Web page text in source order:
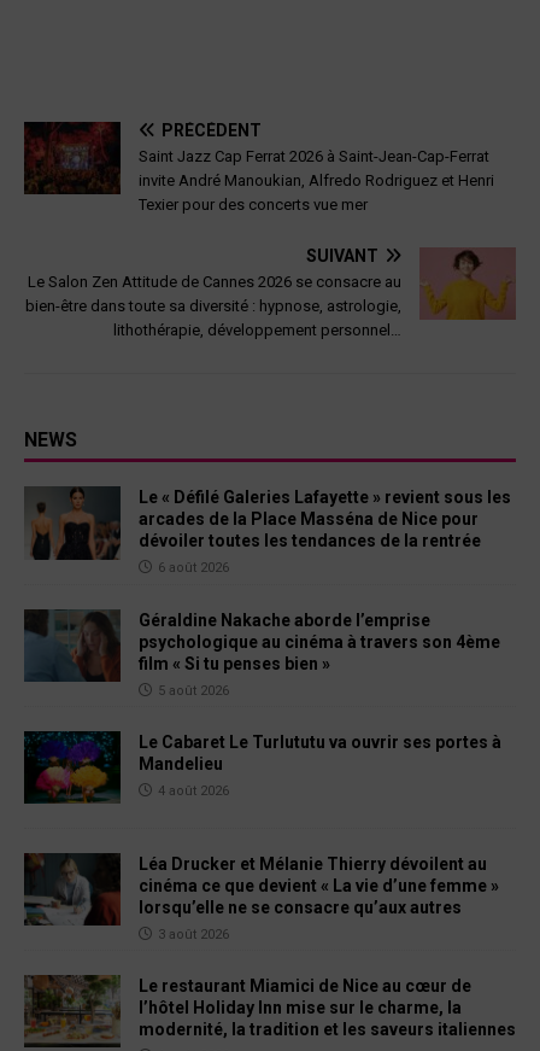
PRÉCÉDENT
Saint Jazz Cap Ferrat 2026 à Saint-Jean-Cap-Ferrat
invite André Manoukian, Alfredo Rodriguez et Henri
Texier pour des concerts vue mer
SUIVANT
Le Salon Zen Attitude de Cannes 2026 se consacre au
bien-être dans toute sa diversité : hypnose, astrologie,
lithothérapie, développement personnel…
NEWS
Le « Défilé Galeries Lafayette » revient sous les
arcades de la Place Masséna de Nice pour
dévoiler toutes les tendances de la rentrée
6 août 2026
Géraldine Nakache aborde l’emprise
psychologique au cinéma à travers son 4ème
film « Si tu penses bien »
5 août 2026
Le Cabaret Le Turlututu va ouvrir ses portes à
Mandelieu
4 août 2026
Léa Drucker et Mélanie Thierry dévoilent au
cinéma ce que devient « La vie d’une femme »
lorsqu’elle ne se consacre qu’aux autres
3 août 2026
Le restaurant Miamici de Nice au cœur de
l’hôtel Holiday Inn mise sur le charme, la
modernité, la tradition et les saveurs italiennes